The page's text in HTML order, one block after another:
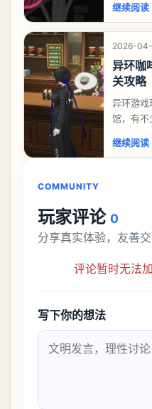
么做，今
象委托唤
继续阅读
2026-
异环咖
关攻略
异环游戏
馆，有不
机关枪攻
继续阅读
COMMUNITY
玩家评论 0
分享真实体验，友善交
评论暂时无法
写下你的想法